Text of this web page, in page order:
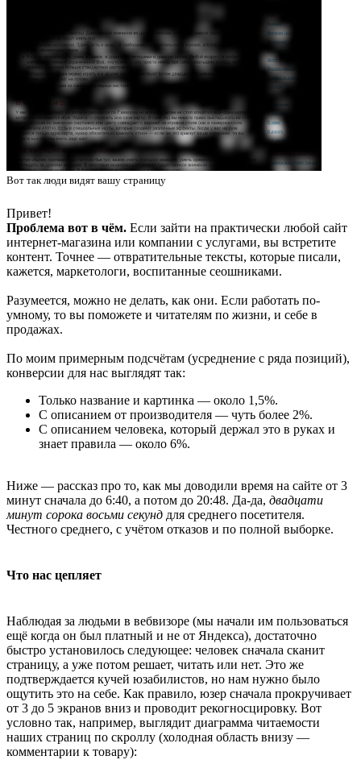
Вот так люди видят вашу страницу
Привет!
Проблема вот в чём. Если зайти на практически любой сайт
интернет-магазина или компании с услугами, вы встретите
контент. Точнее — отвратительные тексты, которые писали,
кажется, маркетологи, воспитанные сеошниками.
Разумеется, можно не делать, как они. Если работать по-
умному, то вы поможете и читателям по жизни, и себе в
продажах.
По моим примерным подсчётам (усреднение с ряда позиций),
конверсии для нас выглядят так:
Только название и картинка — около 1,5%.
С описанием от производителя — чуть более 2%.
С описанием человека, который держал это в руках и
знает правила — около 6%.
Ниже — рассказ про то, как мы доводили время на сайте от 3
минут сначала до 6:40, а потом до 20:48. Да-да, двадцати
минут сорока восьми секунд для среднего посетителя.
Честного среднего, с учётом отказов и по полной выборке.
Что нас цепляет
Наблюдая за людьми в вебвизоре (мы начали им пользоваться
ещё когда он был платный и не от Яндекса), достаточно
быстро установилось следующее: человек сначала сканит
страницу, а уже потом решает, читать или нет. Это же
подтверждается кучей юзабилистов, но нам нужно было
ощутить это на себе. Как правило, юзер сначала прокручивает
от 3 до 5 экранов вниз и проводит рекогносцировку. Вот
условно так, например, выглядит диаграмма читаемости
наших страниц по скроллу (холодная область внизу —
комментарии к товару):